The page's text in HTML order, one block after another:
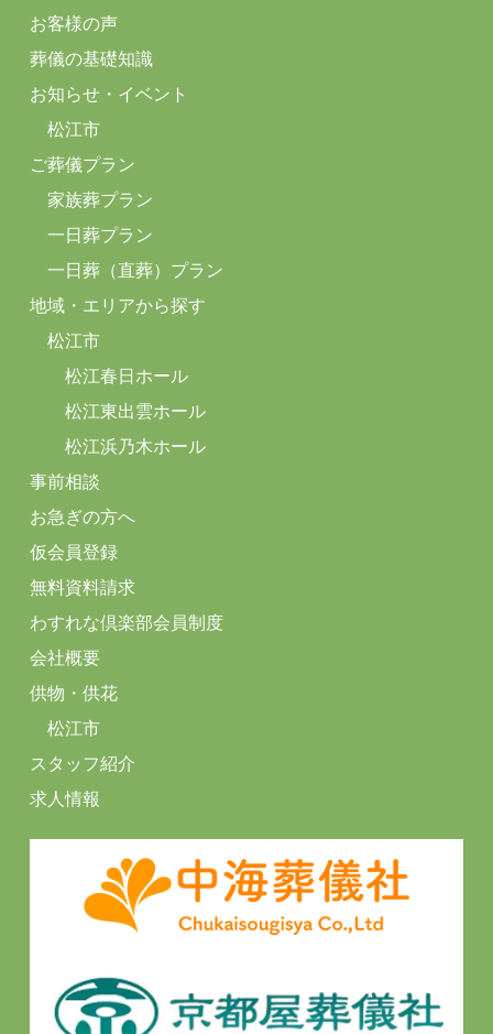
お客様の声
葬儀の基礎知識
お知らせ・イベント
松江市
ご葬儀プラン
家族葬プラン
一日葬プラン
一日葬（直葬）プラン
地域・エリアから探す
松江市
松江春日ホール
松江東出雲ホール
松江浜乃木ホール
事前相談
お急ぎの方へ
仮会員登録
無料資料請求
わすれな倶楽部会員制度
会社概要
供物・供花
松江市
スタッフ紹介
求人情報